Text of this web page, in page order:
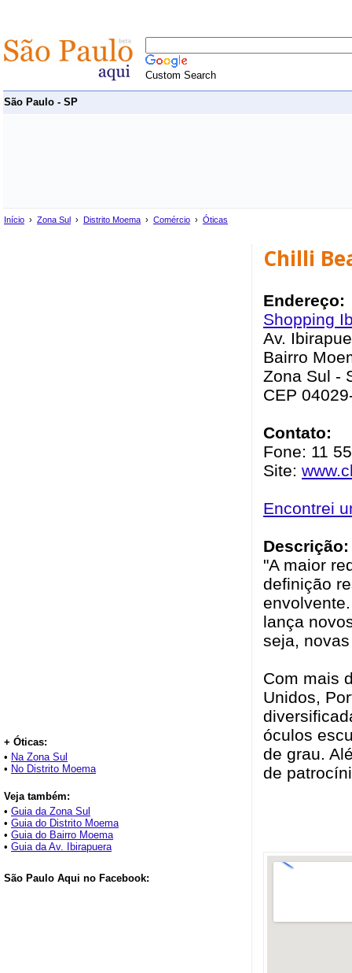
Custom Search
São Paulo - SP
Início › Zona Sul › Distrito Moema › Comércio › Óticas
+ Óticas:
• Na Zona Sul
• No Distrito Moema
Veja também:
• Guia da Zona Sul
• Guia do Distrito Moema
• Guia do Bairro Moema
• Guia da Av. Ibirapuera
São Paulo Aqui no Facebook:
Chilli
Endereço:
Shopping
Av.
Bairro
Zona Sul -
CEP
Contato:
Fone: 11
Site:
Encontrei
Descrição:
"A maior
definição
lança
seja,
Com mais
Unidos,
óculos
de grau.
de